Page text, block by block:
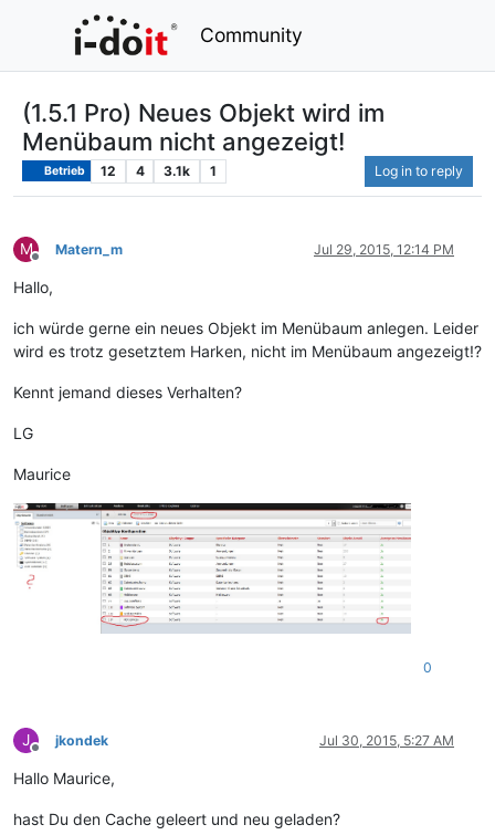
Community
(1.5.1 Pro) Neues Objekt wird im
Menübaum nicht angezeigt!
Betrieb 12 4 3.1k 1 Log in to reply
M
Offline
Matern_m Jul 29, 2015, 12:14 PM
Hallo,
ich würde gerne ein neues Objekt im Menübaum anlegen. Leider
wird es trotz gesetztem Harken, nicht im Menübaum angezeigt!?
Kennt jemand dieses Verhalten?
LG
Maurice
0
J
Offline
jkondek Jul 30, 2015, 5:27 AM
Hallo Maurice,
hast Du den Cache geleert und neu geladen?